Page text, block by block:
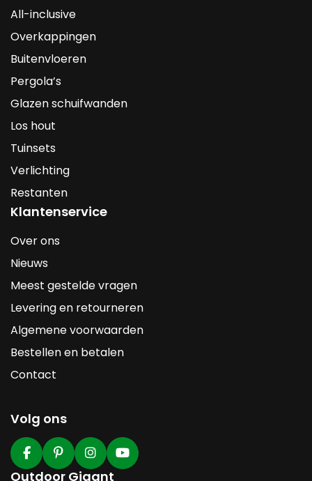
All-inclusive
Overkappingen
Buitenvloeren
Pergola’s
Glazen schuifwanden
Los hout
Tuinsets
Verlichting
Restanten
Klantenservice
Over ons
Nieuws
Meest gestelde vragen
Levering en retourneren
Algemene voorwaarden
Bestellen en betalen
Contact
Volg ons
Outdoor Gigant